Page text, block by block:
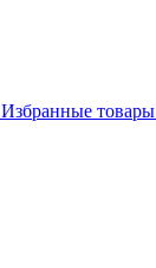
Избранные товары